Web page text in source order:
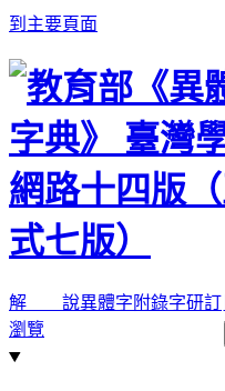
到主要頁面
解 說異體字 附錄字研訂
瀏覽